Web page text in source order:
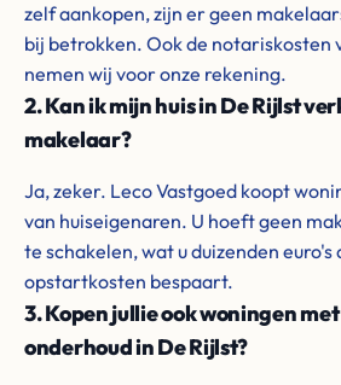
zelf aankopen, zijn er geen
bij betrokken. Ook de notariskosten
nemen wij voor onze rekening.
2. Kan ik mijn huis in De Rijlst
makelaar?
Ja, zeker. Leco Vastgoed koopt
van huiseigenaren. U hoeft geen
te schakelen, wat u duizenden euro's
opstartkosten bespaart.
3. Kopen jullie ook woningen
onderhoud in De Rijlst?